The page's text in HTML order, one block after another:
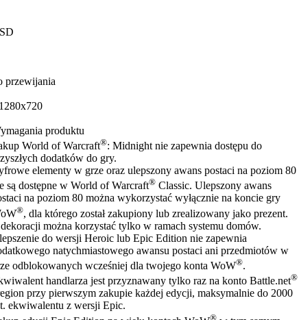
przewijania
produktu
World of Warcraft®: Midnight nie zapewnia dostępu do
dodatków do gry.
elementy w grze oraz ulepszony awans postaci na poziom 80
są dostępne w World of Warcraft® Classic. Ulepszony awans
na poziom 80 można wykorzystać wyłącznie na koncie gry
®, dla którego został zakupiony lub zrealizowany jako prezent.
można korzystać tylko w ramach systemu domów.
do wersji Heroic lub Epic Edition nie zapewnia
natychmiastowego awansu postaci ani przedmiotów w
odblokowanych wcześniej dla twojego konta WoW®.
handlarza jest przyznawany tylko raz na konto Battle.net®
przy pierwszym zakupie każdej edycji, maksymalnie do 2000
ekwiwalentu z wersji Epic.
®